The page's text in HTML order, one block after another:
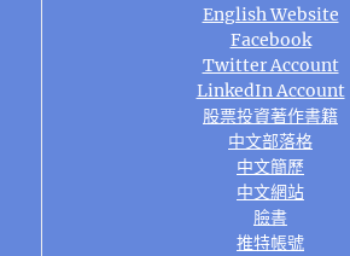
English Website
Facebook
Twitter Account
LinkedIn Account
股票投資著作書籍
中文部落格
中文簡歷
中文網站
臉書
推特帳號